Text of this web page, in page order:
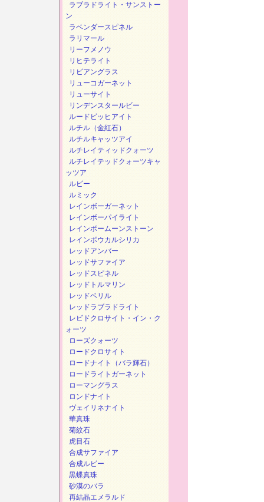
ラブラドライト・サンストー
ン
ラベンダースピネル
ラリマール
リーフメノウ
リヒテライト
リビアングラス
リューコガーネット
リューサイト
リンデンスタールビー
ルードビッヒアイト
ルチル（金紅石）
ルチルキャッツアイ
ルチレイティッドクォーツ
ルチレイテッドクォーツキャ
ッツア
ルビー
ルミック
レインボーガーネット
レインボーパイライト
レインボームーンストーン
レインボウカルシリカ
レッドアンバー
レッドサファイア
レッドスピネル
レッドトルマリン
レッドベリル
レッドラブラドライト
レビドクロサイト・イン・ク
ォーツ
ローズクォーツ
ロードクロサイト
ロードナイト（バラ輝石）
ロードライトガーネット
ローマングラス
ロンドナイト
ヴェイリネナイト
華真珠
菊紋石
虎目石
合成サファイア
合成ルビー
黒蝶真珠
砂漠のバラ
再結晶エメラルド